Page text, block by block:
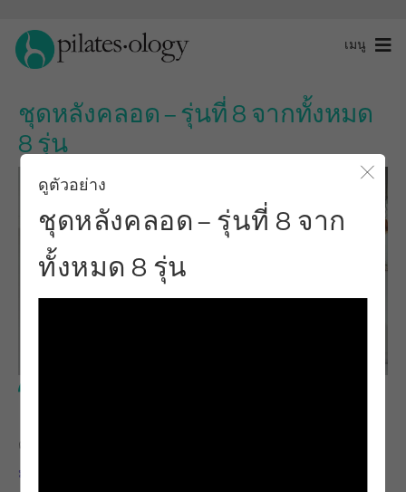
เมนู
ชุดหลังคลอด – รุ่นที่ 8 จากทั้งหมด
8 รุ่น
ดูตัวอย่าง
ชุดหลังคลอด – รุ่นที่ 8 จาก
ทั้งหมด 8 รุ่น
ครู
มอลลี่ ไนล์ส เรนชอว์